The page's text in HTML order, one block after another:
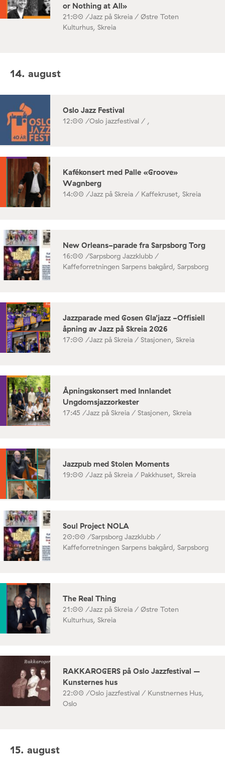
or Nothing at All»
21:00 /Jazz på Skreia / Østre Toten
Kulturhus, Skreia
14. august
Oslo Jazz Festival
12:00 /Oslo jazzfestival / ,
Kafékonsert med Palle «Groove»
Wagnberg
14:00 /Jazz på Skreia / Kaffekruset, Skreia
New Orleans-parade fra Sarpsborg Torg
16:00 /Sarpsborg Jazzklubb /
Kaffeforretningen Sarpens bakgård, Sarpsborg
Jazzparade med Gosen Gla’jazz -Offisiell
åpning av Jazz på Skreia 2026
17:00 /Jazz på Skreia / Stasjonen, Skreia
Åpningskonsert med Innlandet
Ungdomsjazzorkester
17:45 /Jazz på Skreia / Stasjonen, Skreia
Jazzpub med Stolen Moments
19:00 /Jazz på Skreia / Pakkhuset, Skreia
Soul Project NOLA
20:00 /Sarpsborg Jazzklubb /
Kaffeforretningen Sarpens bakgård, Sarpsborg
The Real Thing
21:00 /Jazz på Skreia / Østre Toten
Kulturhus, Skreia
RAKKAROGERS på Oslo Jazzfestival –
Kunsternes hus
22:00 /Oslo jazzfestival / Kunstnernes Hus,
Oslo
15. august